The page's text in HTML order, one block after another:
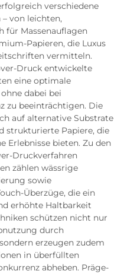
verschiedene
von leichten,
für Massenauflagen
Papieren, die Luxus
vermitteln.
Druck entwickelte
eine optimale
dabei bei
zu beeinträchtigen. Die
auf alternative Substrate
strukturierte Papiere, die
Erlebnisse bieten. Zu den
Druckverfahren
zählen wässrige
sowie
Überzüge, die ein
erhöhte Haltbarkeit
schützen nicht nur
durch
erzeugen zudem
in überfüllten
abheben. Präge-